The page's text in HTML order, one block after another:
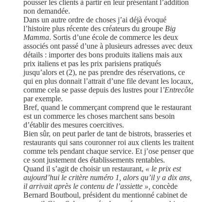
pousser les clients à partir en leur présentant l’addition
non demandée.
Dans un autre ordre de choses j’ai déjà évoqué
l’histoire plus récente des créateurs du groupe Big
Mamma. Sortis d’une école de commerce les deux
associés ont passé d’une à plusieurs adresses avec deux
détails : importer des bons produits italiens mais aux
prix italiens et pas les prix parisiens pratiqués
jusqu’alors et (2), ne pas prendre des réservations, ce
qui en plus donnait l’attrait d’une file devant les locaux,
comme cela se passe depuis des lustres pour l’Entrecôte
par exemple.
Bref, quand le commerçant comprend que le restaurant
est un commerce les choses marchent sans besoin
d’établir des mesures coercitives.
Bien sûr, on peut parler de tant de bistrots, brasseries et
restaurants qui sans couronner roi aux clients les traitent
comme tels pendant chaque service. Et j’ose penser que
ce sont justement des établissements rentables.
Quand il s’agit de choisir un restaurant, « le prix est
aujourd’hui le critère numéro 1, alors qu’il y a dix ans,
il arrivait après le contenu de l’assiette », concède
Bernard Boutboul, président du mentionné cabinet de